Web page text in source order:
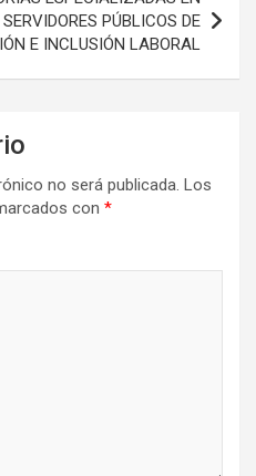
PÚBLICOS DE
E INCLUSIÓN LABORAL
no será publicada. Los
con *